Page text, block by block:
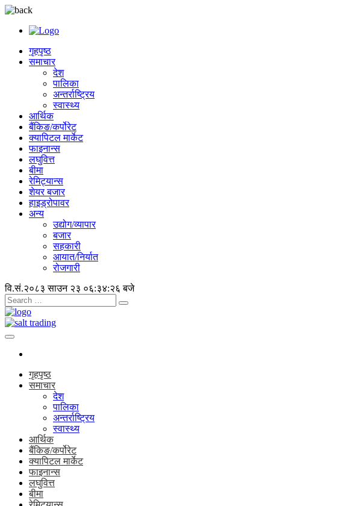
गृहपृष्ठ
समाचार
देश
पालिका
अन्तर्राष्ट्रिय
स्वास्थ्य
आर्थिक
बैंकिङ/कर्पोरेट
क्यापिटल मार्केट
फाइनान्स
लघुवित्त
बीमा
रेमिट्यान्स
शेयर बजार
हाइड्रोपावर
अन्य
उद्योग/व्यापार
बजार
सहकारी
आयात/निर्यात
रोजगारी
वि.सं.२०८३ साउन २३ ०६:३४:२७ बजे
गृहपृष्ठ
समाचार
देश
पालिका
अन्तर्राष्ट्रिय
स्वास्थ्य
आर्थिक
बैंकिङ/कर्पोरेट
क्यापिटल मार्केट
फाइनान्स
लघुवित्त
बीमा